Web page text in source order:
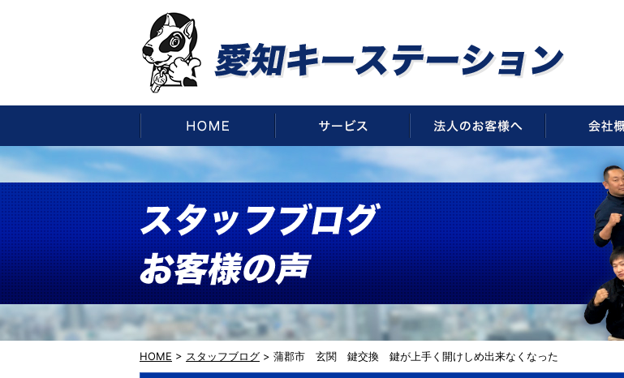
HOME サービス 法人のお客様へ
HOME > スタッフブログ > 蒲郡市 玄関 鍵交換 鍵が上手く開けしめ出来なくなった